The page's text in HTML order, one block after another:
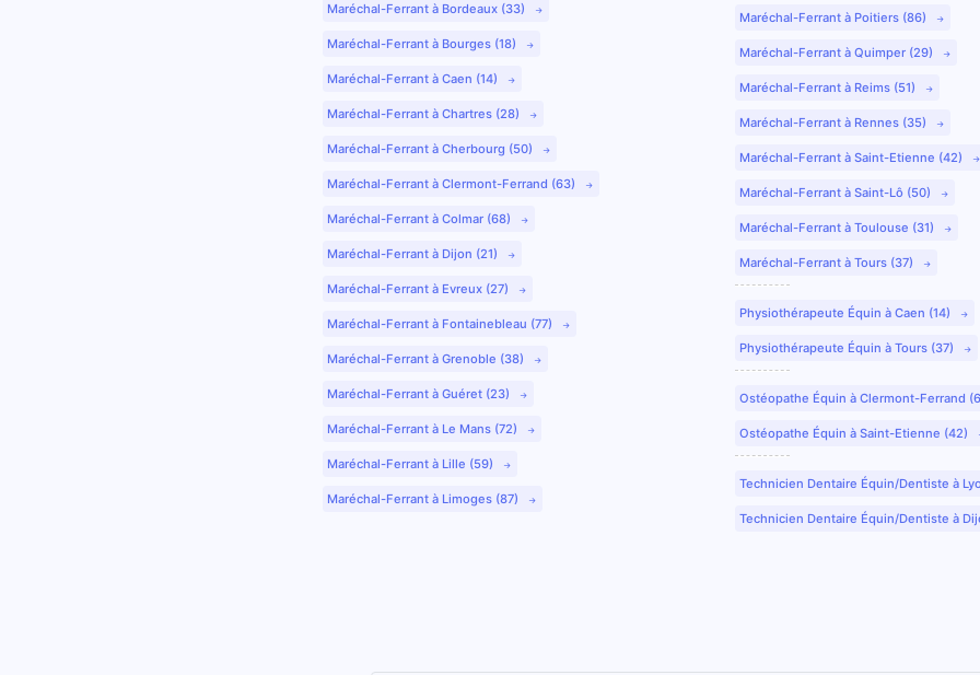
Maréchal-Ferrant à Bordeaux (33)
Maréchal-Ferrant à Bourges (18)
Maréchal-Ferrant à Caen (14)
Maréchal-Ferrant à Chartres (28)
Maréchal-Ferrant à Cherbourg (50)
Maréchal-Ferrant à Clermont-Ferrand (63)
Maréchal-Ferrant à Colmar (68)
Maréchal-Ferrant à Dijon (21)
Maréchal-Ferrant à Evreux (27)
Maréchal-Ferrant à Fontainebleau (77)
Maréchal-Ferrant à Grenoble (38)
Maréchal-Ferrant à Guéret (23)
Maréchal-Ferrant à Le Mans (72)
Maréchal-Ferrant à Lille (59)
Maréchal-Ferrant à Limoges (87)
Maréchal-Ferrant à Poitiers (86)
Maréchal-Ferrant à Quimper (29)
Maréchal-Ferrant à Reims (51)
Maréchal-Ferrant à Rennes (35)
Maréchal-Ferrant à Saint-Etienne (42)
Maréchal-Ferrant à Saint-Lô (50)
Maréchal-Ferrant à Toulouse (31)
Maréchal-Ferrant à Tours (37)
Physiothérapeute Équin à Caen (14)
Physiothérapeute Équin à Tours (37)
Ostéopathe Équin à Clermont-Ferrand
Ostéopathe Équin à Saint-Etienne (42)
Technicien Dentaire Équin/Dentiste à
Technicien Dentaire Équin/Dentiste à